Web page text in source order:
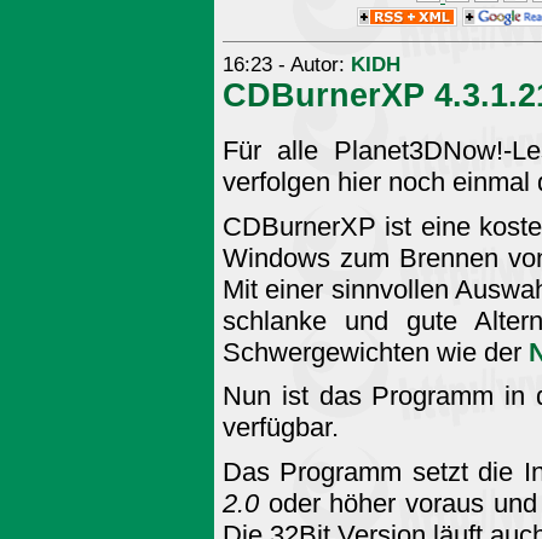
16:23 - Autor: KIDH
CDBurnerXP
Für alle Planet3DNow!-
verfolgen hier noch einmal
CDBurnerXP ist eine
Windows zum Brennen
Mit einer sinnvollen
schlanke und gute
Schwergewichten wie der
Nun ist das Programm in
verfügbar.
Das Programm setzt die
2.0 oder höher voraus